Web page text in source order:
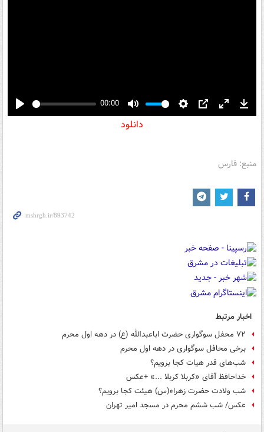
Play
00:00
Mute Settings
PIP Enter
دانلود
منبع: فارس
اخبار مرتبط
۷۲ محفل سوگواری حضرت اباعبدالله (ع) در دهه اول محرم
برخی محافل سوگواری در دهه اول محرم
شب‌های قدر هیات کجا برویم؟
خداحافظ آقای «کربلا کربلا ...» +عکس
شب ولادت حضرت زهراء(س) هیئت کجا برویم؟
عکس/ شب ششم محرم در مسجد امیر تهران